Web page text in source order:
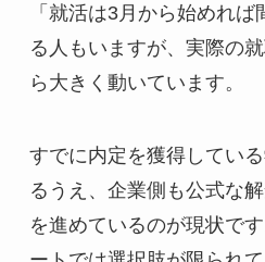
「就活は3月から始めれ
る人もいますが、実際の
ら大きく動いています。
すでに内定を獲得してい
るうえ、企業側も公式な
を進めているのが現状で